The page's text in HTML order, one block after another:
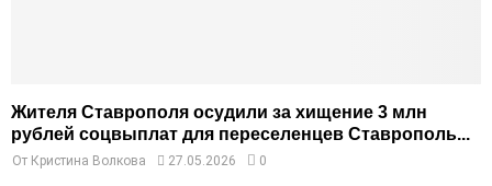
Жителя Ставрополя осудили за хищение 3 млн
рублей соцвыплат для переселенцев Ставрополь...
От Кристина Волкова 27.05.2026 0